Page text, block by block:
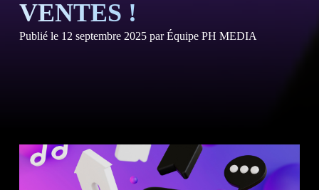
VENTES !
Publié le 12 septembre 2025 par Équipe PH MEDIA